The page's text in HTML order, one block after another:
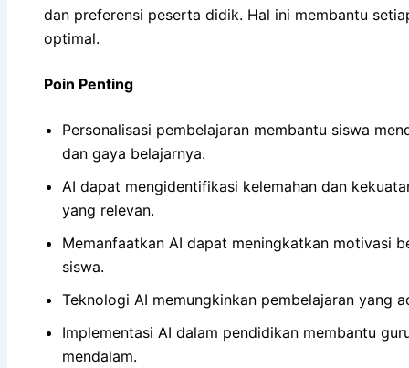
dan preferensi peserta didik. Hal ini membantu
optimal.
Poin Penting
Personalisasi pembelajaran membantu siswa
dan gaya belajarnya.
AI dapat mengidentifikasi kelemahan dan
yang relevan.
Memanfaatkan AI dapat meningkatkan motivasi
siswa.
Teknologi AI memungkinkan pembelajaran yang
Implementasi AI dalam pendidikan membantu
mendalam.